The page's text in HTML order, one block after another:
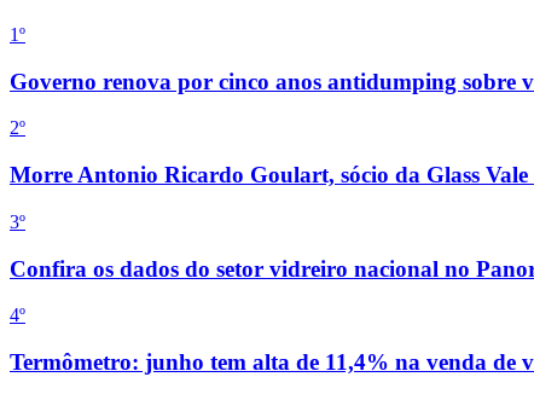
1º
Governo renova por cinco anos antidumping sobre
2º
Morre Antonio Ricardo Goulart, sócio da Glass Vale
3º
Confira os dados do setor vidreiro nacional no
4º
Termômetro: junho tem alta de 11,4% na venda de